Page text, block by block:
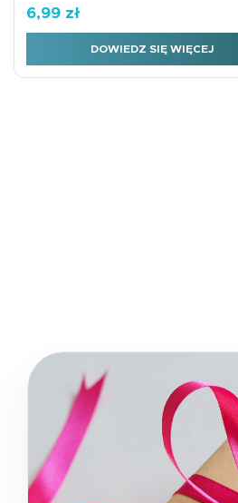
6,99 zł
DOWIEDZ SIĘ WIĘCEJ